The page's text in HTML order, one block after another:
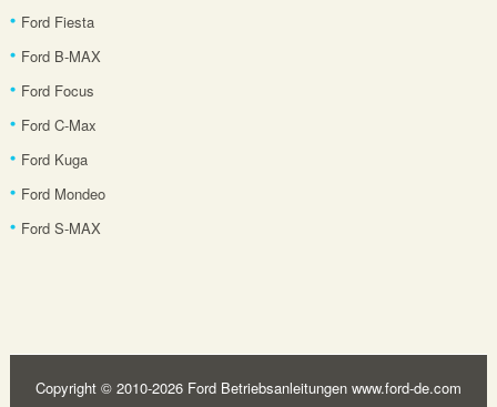
Ford Fiesta
Ford B-MAX
Ford Focus
Ford C-Max
Ford Kuga
Ford Mondeo
Ford S-MAX
Copyright © 2010-2026 Ford Betriebsanleitungen www.ford-de.com